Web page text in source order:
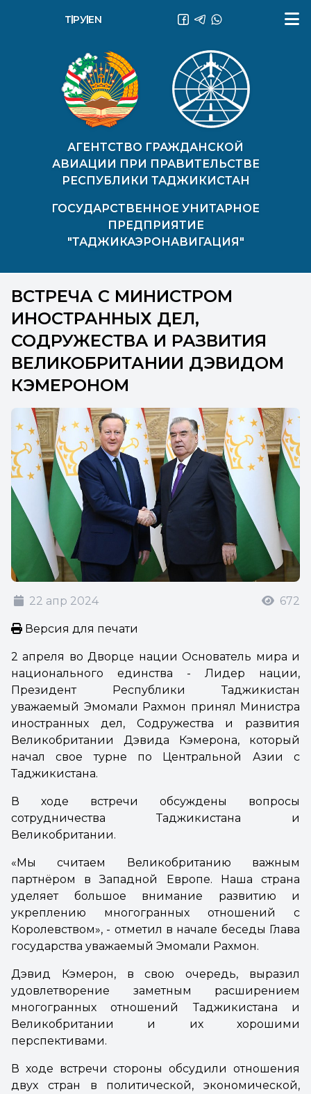
АГЕНТСТВО ГРАЖДАНСКОЙ
АВИАЦИИ ПРИ ПРАВИТЕЛЬСТВЕ
РЕСПУБЛИКИ ТАДЖИКИСТАН
ГОСУДАРСТВЕННОЕ УНИТАРНОЕ
ПРЕДПРИЯТИЕ
"ТАДЖИКАЭРОНАВИГАЦИЯ"
ТҶ РУEN
ВСТРЕЧА С МИНИСТРОМ
ИНОСТРАННЫХ ДЕЛ,
СОДРУЖЕСТВА И РАЗВИТИЯ
ВЕЛИКОБРИТАНИИ ДЭВИДОМ
КЭМЕРОНОМ
22 апр 2024 672
Версия для печати
2 апреля во Дворце нации Основатель мира и
национального единства - Лидер нации,
Президент Республики Таджикистан
уважаемый Эмомали Рахмон принял Министра
иностранных дел, Содружества и развития
Великобритании Дэвида Кэмерона, который
начал свое турне по Центральной Азии с
Таджикистана.
В ходе встречи обсуждены вопросы
сотрудничества Таджикистана и
Великобритании.
«Мы считаем Великобританию важным
партнёром в Западной Европе. Наша страна
уделяет большое внимание развитию и
укреплению многогранных отношений с
Королевством», - отметил в начале беседы Глава
государства уважаемый Эмомали Рахмон.
Дэвид Кэмерон, в свою очередь, выразил
удовлетворение заметным расширением
многогранных отношений Таджикистана и
Великобритании и их хорошими
перспективами.
В ходе встречи стороны обсудили отношения
двух стран в политической, экономической,